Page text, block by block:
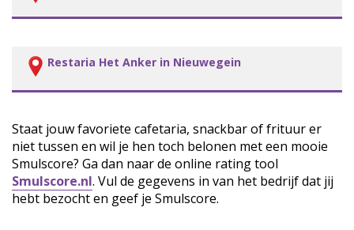
Restaria Het Anker in Nieuwegein
Staat jouw favoriete cafetaria, snackbar of frituur er
niet tussen en wil je hen toch belonen met een mooie
Smulscore? Ga dan naar de online rating tool
Smulscore.nl. Vul de gegevens in van het bedrijf dat jij
hebt bezocht en geef je Smulscore.